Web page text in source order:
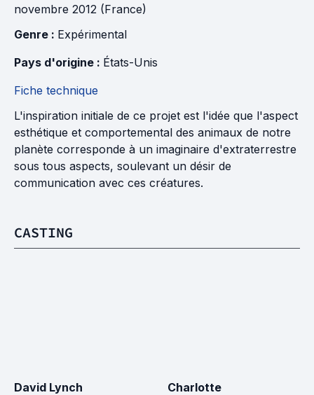
novembre 2012 (France)
Genre : Expérimental
Pays d'origine : États-Unis
Fiche technique
L'inspiration initiale de ce projet est l'idée que l'aspect
esthétique et comportemental des animaux de notre
planète corresponde à un imaginaire d'extraterrestre
sous tous aspects, soulevant un désir de
communication avec ces créatures.
CASTING
David Lynch
Charlotte